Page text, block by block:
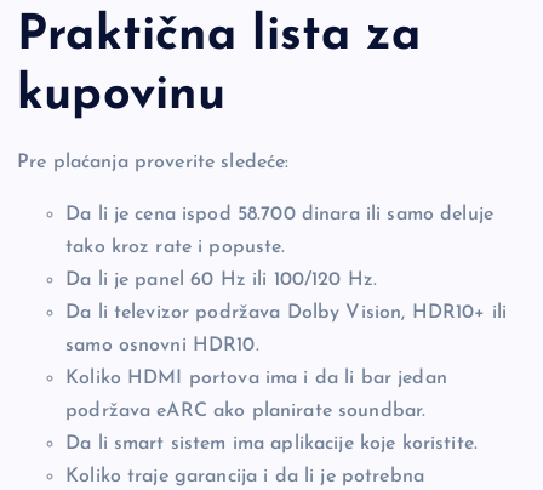
Praktična lista za
kupovinu
Pre plaćanja proverite sledeće:
Da li je cena ispod 58.700 dinara ili samo deluje
tako kroz rate i popuste.
Da li je panel 60 Hz ili 100/120 Hz.
Da li televizor podržava Dolby Vision, HDR10+ ili
samo osnovni HDR10.
Koliko HDMI portova ima i da li bar jedan
podržava eARC ako planirate soundbar.
Da li smart sistem ima aplikacije koje koristite.
Koliko traje garancija i da li je potrebna